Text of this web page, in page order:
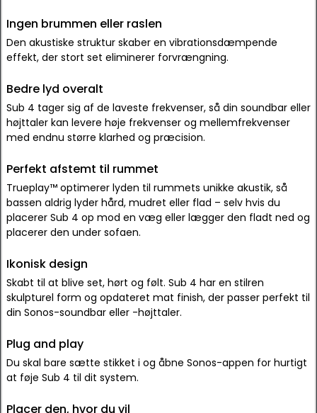
Ingen brummen eller raslen
Den akustiske struktur skaber en vibrationsdæmpende
effekt, der stort set eliminerer forvrængning.
Bedre lyd overalt
Sub 4 tager sig af de laveste frekvenser, så din soundbar eller
højttaler kan levere høje frekvenser og mellemfrekvenser
med endnu større klarhed og præcision.
Perfekt afstemt til rummet
Trueplay™ optimerer lyden til rummets unikke akustik, så
bassen aldrig lyder hård, mudret eller flad – selv hvis du
placerer Sub 4 op mod en væg eller lægger den fladt ned og
placerer den under sofaen.
Ikonisk design
Skabt til at blive set, hørt og følt. Sub 4 har en stilren
skulpturel form og opdateret mat finish, der passer perfekt til
din Sonos-soundbar eller -højttaler.
Plug and play
Du skal bare sætte stikket i og åbne Sonos-appen for hurtigt
at føje Sub 4 til dit system.
Placer den, hvor du vil